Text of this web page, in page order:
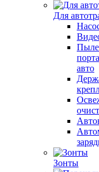
Для
авто
Зонты